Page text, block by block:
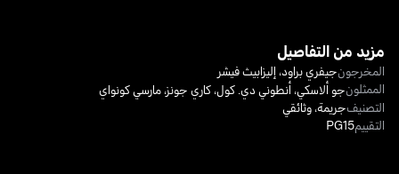
مزيد من التفاصيل
المخرجونجيفري براود، إليزابيث فيشر
الممثلونجو ألاسكي،أنطوني دي. كول،كاري جونز،مارسي كونواي
التصنيفجريمة،وثائقي
التقييمPG15